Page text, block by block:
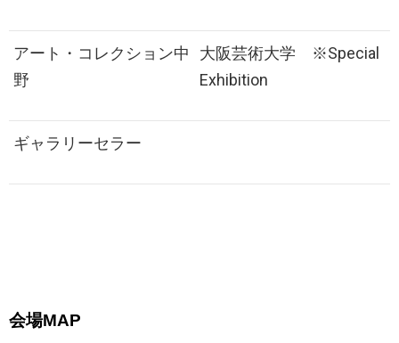
アート・コレクション中
野
大阪芸術大学 ※Special
Exhibition
ギャラリーセラー
会場MAP